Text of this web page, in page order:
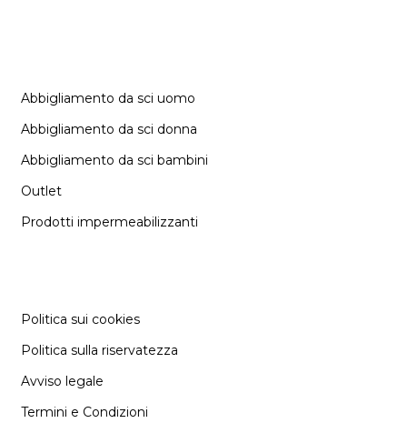
Abbigliamento da sci uomo
Abbigliamento da sci donna
Abbigliamento da sci bambini
Outlet
Prodotti impermeabilizzanti
Politica sui cookies
Politica sulla riservatezza
Avviso legale
Termini e Condizioni